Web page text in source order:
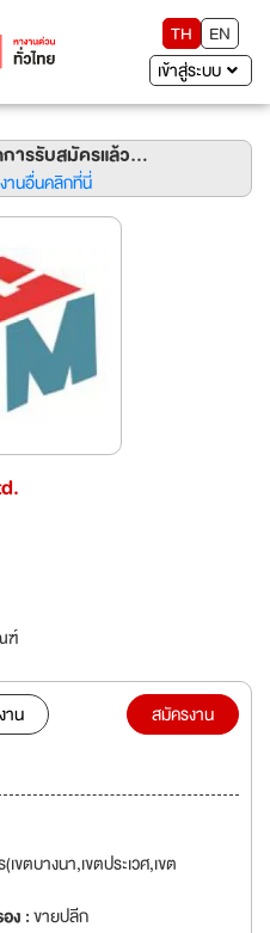
TH
EN
เข้าสู่ระบบ
ารรับสมัครแล้ว...
านอื่นคลิกที่นี่
ฑ์
น
สมัครงาน
ขตบางนา,เขตประเวศ,เขต
ง :ขายปลีก